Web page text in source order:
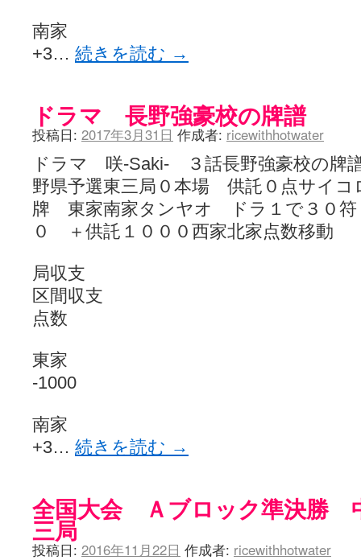
南家
+3… 続きを読む →
ドラマ 長野強豪校の牌譜
投稿日: 2017年3月31日 作成者: ricewithhotwater
ドラマ 咲-Saki- ３話長野強豪校の牌
野県予選東三局０本場 供託０点サイ
牌 東家南家タンヤオ ドラ１で３０
０ ＋供託１０００西家北家点数移動
局収支
区間収支
点数
東家
-1000
南家
+3… 続きを読む →
全国大会 Ａブロック準決
三局
投稿日: 2016年11月22日 作成者: ricewithhotwater